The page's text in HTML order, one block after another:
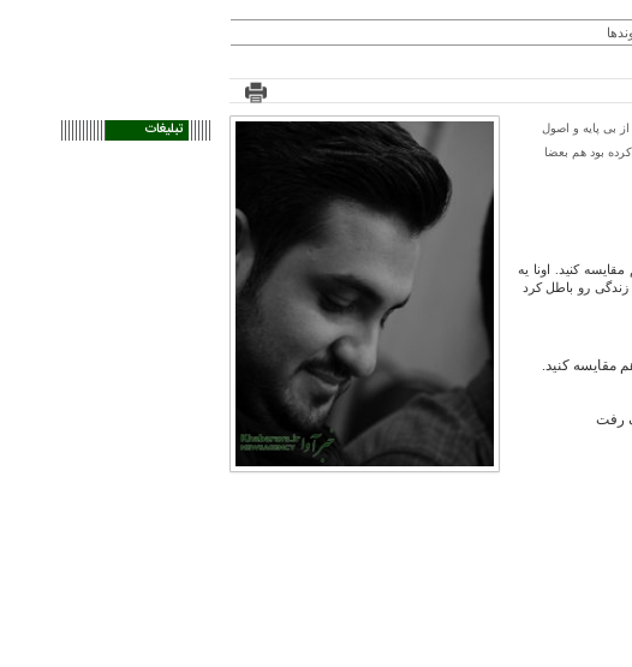
بی پایه و اصول
بود هم بعضا
کنید. اونا یه
رو باطل کرد
مقایسه کنید.
رفت
تبلیغات